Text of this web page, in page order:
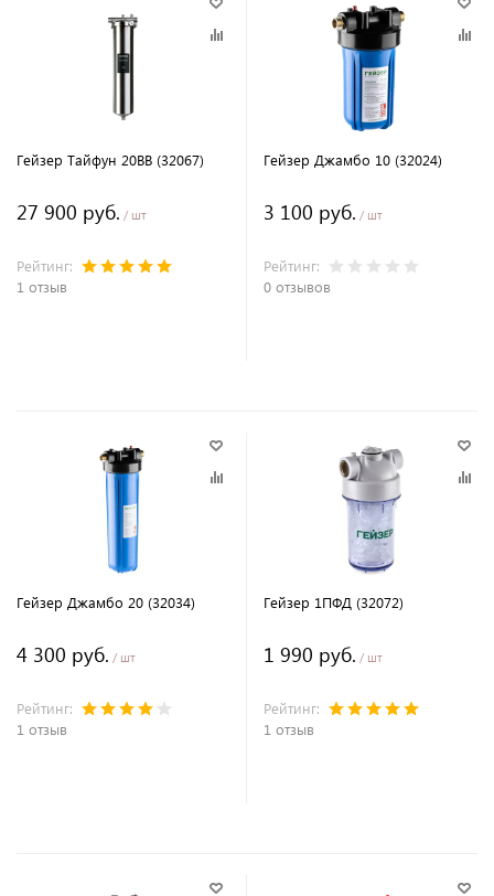
Гейзер Тайфун 20ВВ (32067)
27 900 руб. / шт
Рейтинг:
1 отзыв
Гейзер Джамбо 10 (32024)
3 100 руб. / шт
Рейтинг:
0 отзывов
Гейзер Джамбо 20 (32034)
4 300 руб. / шт
Рейтинг:
1 отзыв
Гейзер 1ПФД (32072)
1 990 руб. / шт
Рейтинг:
1 отзыв